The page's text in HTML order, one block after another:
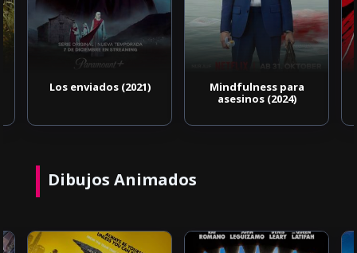
Los enviados (2021)
Mindfulness para
asesinos (2024)
Dibujos Animados